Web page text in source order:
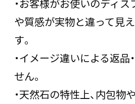
・お客様がお使いのディ
や質感が実物と違って見
す。
・イメージ違いによる返品
せん。
・天然石の特性上、内包物